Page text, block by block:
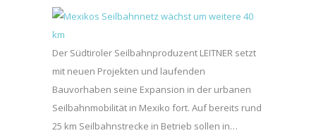
Der Südtiroler Seilbahnproduzent LEITNER setzt
mit neuen Projekten und laufenden
Bauvorhaben seine Expansion in der urbanen
Seilbahnmobilität in Mexiko fort. Auf bereits rund
25 km Seilbahnstrecke in Betrieb sollen in…